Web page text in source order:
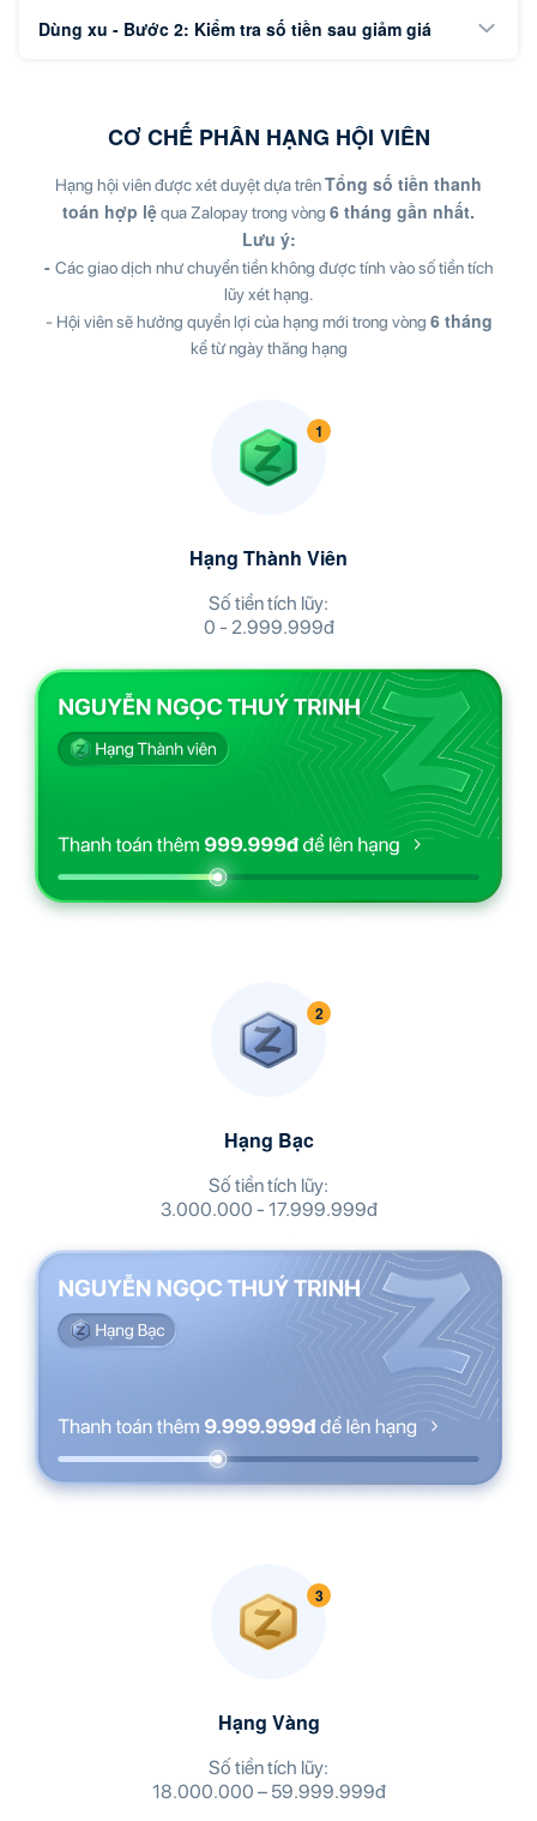
Dùng xu - Bước 2: Kiểm tra số tiền sau giảm giá
CƠ CHẾ PHÂN HẠNG HỘI VIÊN
Hạng hội viên được xét duyệt dựa trênTổng số tiền thanh
toán hợp lệqua Zalopay trong vòng 6 tháng gần nhất.
Lưu ý:
- Các giao dịch như chuyển tiền không được tính vào số tiền tích
lũy xét hạng.
- Hội viên sẽ hưởng quyền lợi của hạng mới trong vòng 6 tháng
kể từ ngày thăng hạng
Hạng Thành Viên
Số tiền tích lũy:
0 - 2.999.999đ
Hạng Bạc
Số tiền tích lũy:
3.000.000 - 17.999.999đ
Hạng Vàng
Số tiền tích lũy:
18.000.000 – 59.999.999đ